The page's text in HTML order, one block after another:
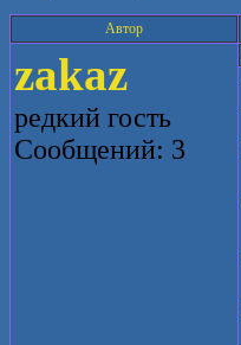
Автор
zakaz
редкий гость
Сообщений: 3